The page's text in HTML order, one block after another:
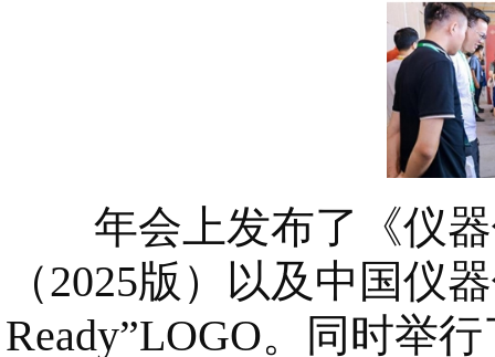
年会上发布了《仪器
（2025版）以及中国仪
Ready”LOGO。同时举